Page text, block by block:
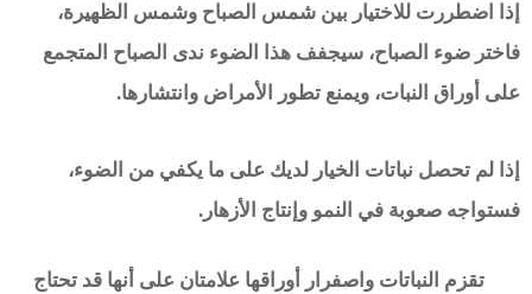
إذا اضطررت للاختيار بين شمس الصباح وشمس الظهيرة،
فاختر ضوء الصباح، سيجفف هذا الضوء ندى الصباح المتجمع
على أوراق النبات، ويمنع تطور الأمراض وانتشارها.
إذا لم تحصل نباتات الخيار لديك على ما يكفي من الضوء،
فستواجه صعوبة في النمو وإنتاج الأزهار.
تقزم النباتات واصفرار أوراقها علامتان على أنها قد تحتاج